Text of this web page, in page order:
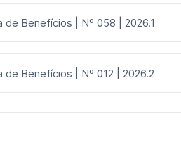
Benefícios | Nº 058 | 2026.1
Benefícios | Nº 012 | 2026.2